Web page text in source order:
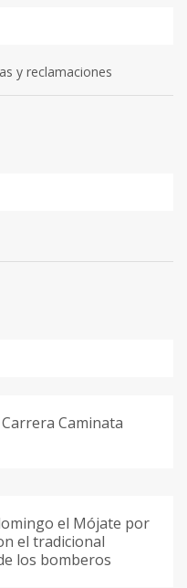
y reclamaciones
Caminata
el Mójate por
el tradicional
los bomberos